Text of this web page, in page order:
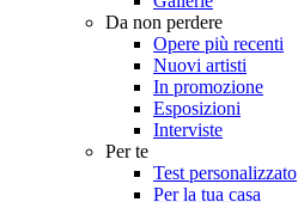
Da non perdere
Opere più recenti
Nuovi artisti
In promozione
Esposizioni
Interviste
Per te
Test personalizzato
Per la tua casa